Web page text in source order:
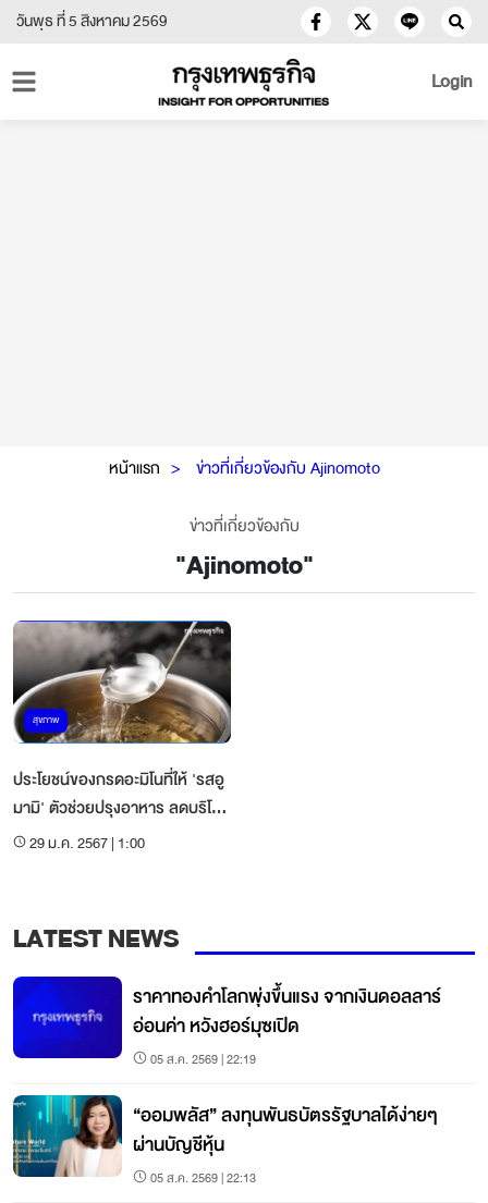
วันพุธ ที่ 5 สิงหาคม 2569
Login
หน้าแรก ข่าวที่เกี่ยวข้องกับ Ajinomoto
ข่าวที่เกี่ยวข้องกับ
"Ajinomoto"
สุขภาพ
ประโยชน์ของกรดอะมิโนที่ให้ 'รสอู
มามิ' ตัวช่วยปรุงอาหาร ลดบริโภค
เกลือ29 ม.ค. 2567 | 1:00
LATEST NEWS
ราคาทองคำโลกพุ่งขึ้นแรง จากเงินดอลลาร์
อ่อนค่า หวังฮอร์มุซเปิด
05 ส.ค. 2569 | 22:19
“ออมพลัส” ลงทุนพันธบัตรรัฐบาลได้ง่ายๆ
ผ่านบัญชีหุ้น
05 ส.ค. 2569 | 22:13